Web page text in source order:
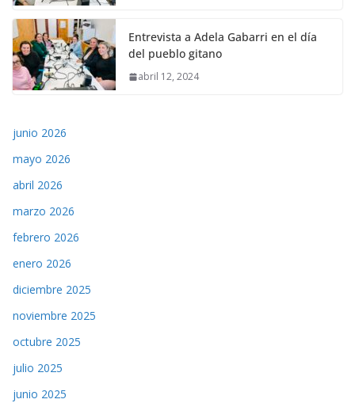
Entrevista a Adela Gabarri en el día
del pueblo gitano
abril 12, 2024
junio 2026
mayo 2026
abril 2026
marzo 2026
febrero 2026
enero 2026
diciembre 2025
noviembre 2025
octubre 2025
julio 2025
junio 2025